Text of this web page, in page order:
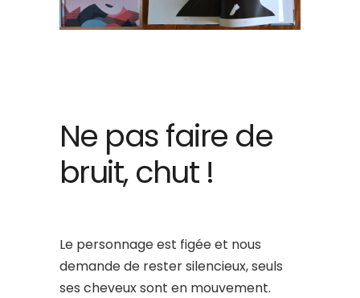
Ne pas faire de
bruit, chut !
Le personnage est figée et nous
demande de rester silencieux, seuls
ses cheveux sont en mouvement.